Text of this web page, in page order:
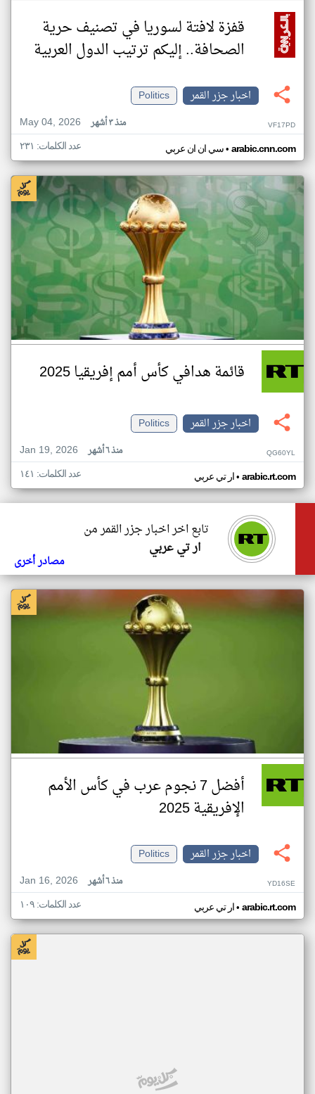
قفزة لافتة لسوريا في تصنيف حرية
الصحافة.. إليكم ترتيب الدول العربية
اخبار جزر القمر
Politics
May 04, 2026
منذ ٣ أشهر VF17PD
سي ان ان عربي• arabic.cnn.com عدد الكلمات: ٢٣١
قائمة هدافي كأس أمم إفريقيا 2025
اخبار جزر القمر
Politics
Jan 19, 2026
منذ ٦ أشهر QG60YL
ار تي عربي• arabic.rt.com عدد الكلمات: ١٤١
تابع اخر اخبار جزر القمر من
ار تي عربي
مصادر أخرى
أفضل 7 نجوم عرب في كأس الأمم
الإفريقية 2025
اخبار جزر القمر
Politics
Jan 16, 2026
منذ ٦ أشهر YD16SE
ار تي عربي• arabic.rt.com عدد الكلمات: ١٠٩